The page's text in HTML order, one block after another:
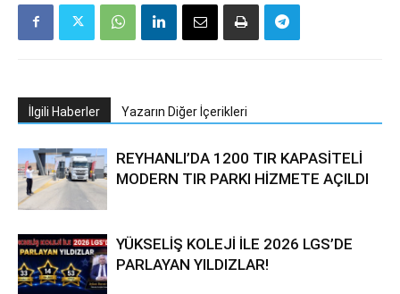
İlgili Haberler Yazarın Diğer İçerikleri
REYHANLI’DA 1200 TIR KAPASİTELİ
MODERN TIR PARKI HİZMETE AÇILDI
YÜKSELİŞ KOLEJİ İLE 2026 LGS’DE
PARLAYAN YILDIZLAR!